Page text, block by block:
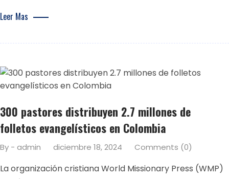
Leer Mas
300 pastores distribuyen 2.7 millones de
folletos evangelísticos en Colombia
By - admin diciembre 18, 2024 Comments (0)
La organización cristiana World Missionary Press (WMP)